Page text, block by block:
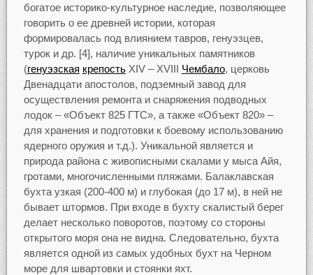
богатое историко-культурное наследие, позволяющее
говорить о ее древней истории, которая
формировалась под влиянием тавров, генуэзцев,
турок и др. [4], наличие уникальных памятников
(генуэзская крепостьXIV – XVIII Чембало, церковь
Двенадцати апостолов, подземный завод для
осуществления ремонта и снаряжения подводных
лодок – «Объект 825 ГТС», а также «Объект 820» –
для хранения и подготовки к боевому использованию
ядерного оружия и т.д.). Уникальной является и
природа района с живописными скалами у мыса Айя,
гротами, многочисленными пляжами. Балаклавская
бухта узкая (200-400 м) и глубокая (до 17 м), в ней не
бывает штормов. При входе в бухту скалистый берег
делает несколько поворотов, поэтому со стороны
открытого моря она не видна. Следовательно, бухта
является одной из самых удобных бухт на Черном
море для швартовки и стоянки яхт.